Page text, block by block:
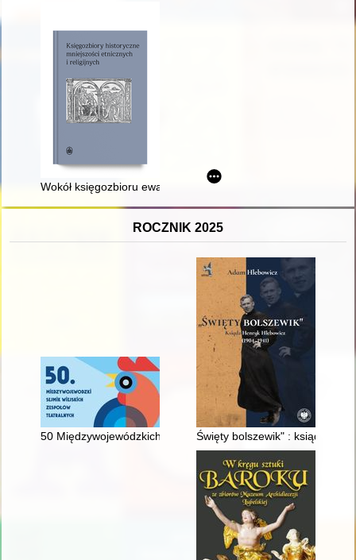
Wokół księgozbioru ewangelickiego zboru Świętego Krzyża
ROCZNIK 2025
50 Międzywojewódzkich Sejmików Wiejskich Zespołów
Święty bolszewik" : ksiądz